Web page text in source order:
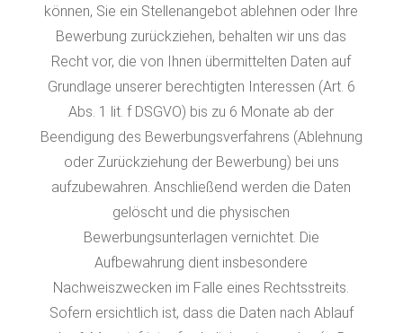
können, Sie ein Stellenangebot ablehnen oder Ihre
Bewerbung zurückziehen, behalten wir uns das
Recht vor, die von Ihnen übermittelten Daten auf
Grundlage unserer berechtigten Interessen (Art. 6
Abs. 1 lit. f DSGVO) bis zu 6 Monate ab der
Beendigung des Bewerbungsverfahrens (Ablehnung
oder Zurückziehung der Bewerbung) bei uns
aufzubewahren. Anschließend werden die Daten
gelöscht und die physischen
Bewerbungsunterlagen vernichtet. Die
Aufbewahrung dient insbesondere
Nachweiszwecken im Falle eines Rechtsstreits.
Sofern ersichtlich ist, dass die Daten nach Ablauf